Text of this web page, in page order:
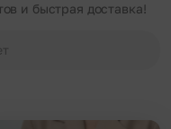
и быстрая доставка!